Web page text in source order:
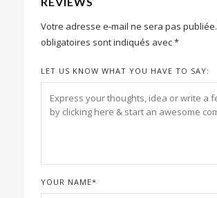
Votre adresse e-mail ne sera pas publiée.
obligatoires sont indiqués avec*
LET US KNOW WHAT YOU HAVE TO SAY:
YOUR NAME*